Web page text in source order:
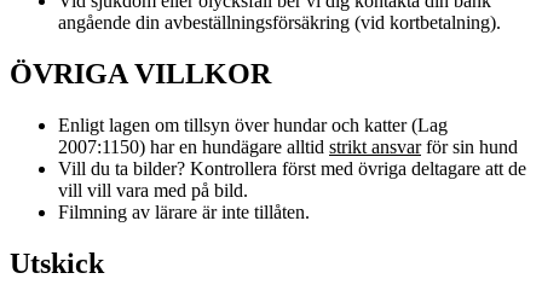
angående din avbeställningsförsäkring (vid kortbetalning).
ÖVRIGA VILLKOR
Enligt lagen om tillsyn över hundar och katter (Lag
2007:1150) har en hundägare alltid strikt ansvarför sin hund
Vill du ta bilder? Kontrollera först med övriga deltagare att de
vill vill vara med på bild.
Filmning av lärare är inte tillåten.
Utskick